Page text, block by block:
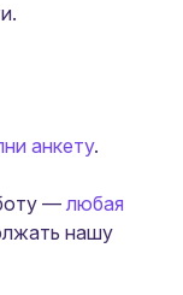
анкету.
— любая
нашу